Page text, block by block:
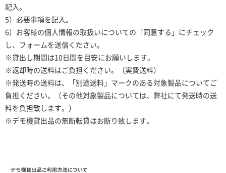
記入。
5）必要事項を記入。
6）お客様の個人情報の取扱いについての「同意する」にチェック
し、フォームを送信ください。
※貸出し期間は10日間を目安にお願いします。
※返却時の送料はご負担ください。（実費送料）
※発送時の送料は、「別途送料」マークのある対象製品についてご
負担ください。（その他対象製品については、弊社にて発送時の送
料を負担致します。）
※デモ機貸出品の無断転貸はお断り致します。